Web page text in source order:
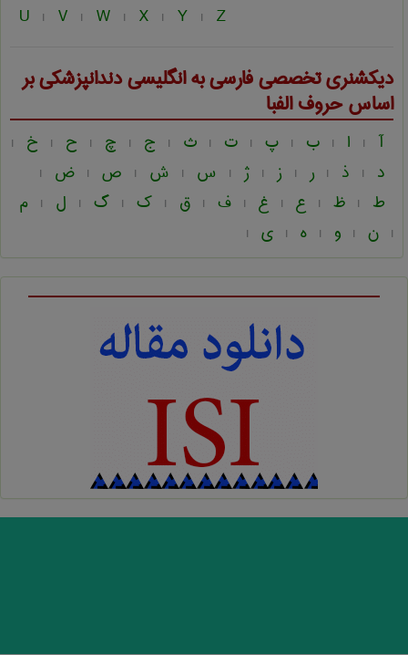
U | V | W | X | Y | Z
دیکشنری تخصصی فارسی به انگلیسیدندانپزشكیبر
اساس حروف الفبا
آ | ا | ب | پ | ت | ث | ج | چ | ح | خ |
د | ذ | ر | ز | ژ | س | ش | ص | ض |
ط | ظ | ع | غ | ف | ق | ک | گ | ل | م
| ن | و | ه | ی |